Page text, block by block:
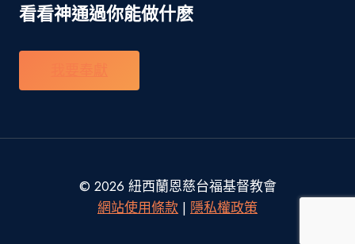
看看神通過你能做什麽
© 2026 紐西蘭恩慈台福基督教會
網站使用條款 | 隱私權政策